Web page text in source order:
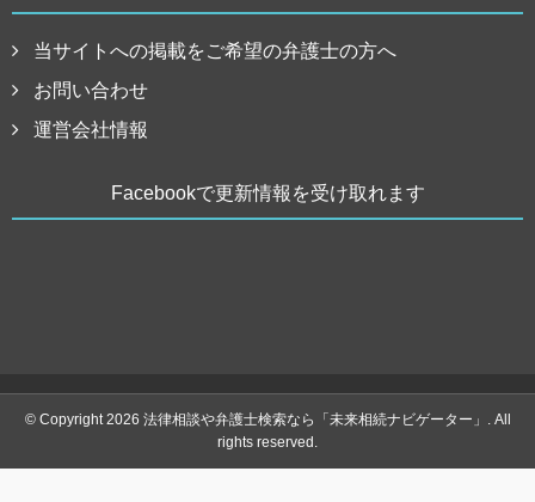
当サイトへの掲載をご希望の弁護士の方へ
お問い合わせ
運営会社情報
Facebookで更新情報を受け取れます
© Copyright 2026 法律相談や弁護士検索なら「未来相続ナビゲーター」. All
rights reserved.